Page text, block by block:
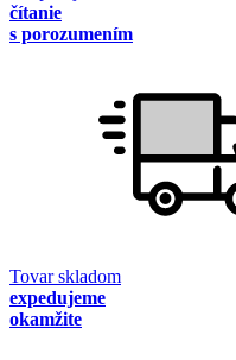
čítanie
s porozumením
Tovar skladom
expedujeme
okamžite